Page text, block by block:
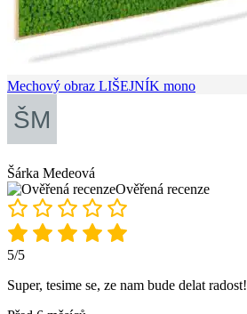
Mechový obraz LIŠEJNÍK mono
Šárka Medeová
Ověřená recenze
5/5
Super, tesime se, ze nam bude delat radost!